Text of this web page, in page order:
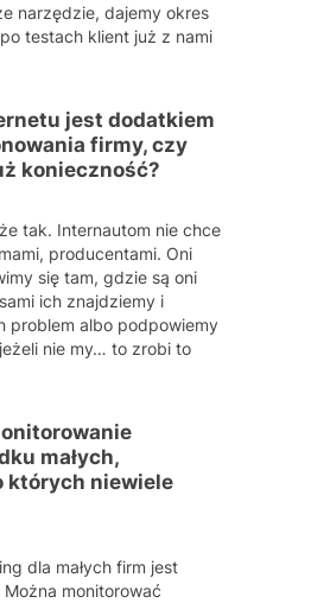
narzędzie, dajemy okres
testach klient już z nami
jest dodatkiem
firmy, czy
konieczność?
tak. Internautom nie chce
producentami. Oni
się tam, gdzie są oni
ich znajdziemy i
problem albo podpowiemy
nie my… to zrobi to
małych,
których niewiele
dla małych firm jest
monitorować